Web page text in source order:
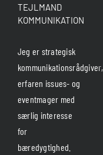
TEJLMAND
KOMMUNIKATION
Jeg er strategisk
kommunikationsrådgiver,
erfaren issues- og
eventmager med
særlig interesse
for
bæredygtighed.